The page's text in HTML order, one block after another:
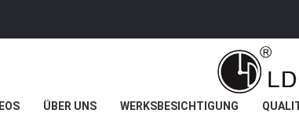
ÜBER UNS WERKSBESICHTIGUNG